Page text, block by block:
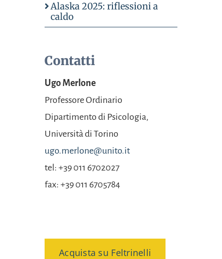
Alaska 2025: riflessioni a
caldo
Contatti
Ugo Merlone
Professore Ordinario
Dipartimento di Psicologia,
Universitàdi Torino
ugo.merlone@unito.it
tel: +39 011 6702027
fax: +39 011 6705784
Acquista su Feltrinelli